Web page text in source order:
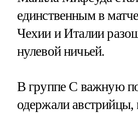
единственным в
Чехии и Италии
нулевой ничьей.
В группе С важную
одержали австрийцы,